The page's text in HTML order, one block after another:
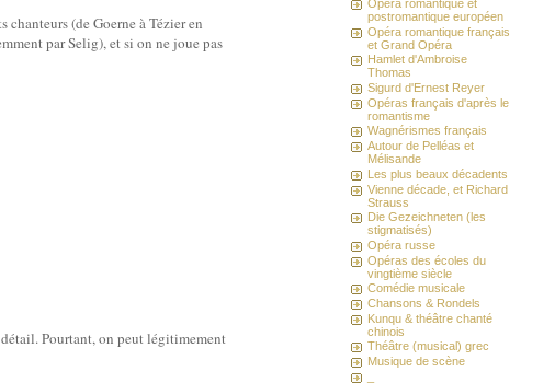
(de Goerne à Tézier en
par Selig), et si on ne joue pas
Pourtant, on peut légitimement
Opéra romantique et
postromantique européen
Opéra romantique français
et Grand Opéra
Hamlet d'Ambroise
Thomas
Sigurd d'Ernest Reyer
Opéras français d'après le
romantisme
Wagnérismes français
Autour de Pelléas et
Mélisande
Les plus beaux décadents
Vienne décade, et Richard
Strauss
Die Gezeichneten (les
stigmatisés)
Opéra russe
Opéras des écoles du
vingtième siècle
Comédie musicale
Chansons & Rondels
Kunqu & théâtre chanté
chinois
Théâtre (musical) grec
Musique de scène